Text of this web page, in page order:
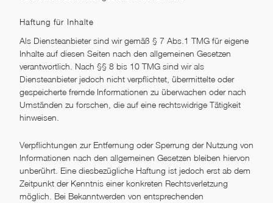
Haftung für Inhalte
Als Diensteanbieter sind wir gemäß § 7 Abs.1 TMG für eigene
Inhalte auf diesen Seiten nach den allgemeinen Gesetzen
verantwortlich. Nach §§ 8 bis 10 TMG sind wir als
Diensteanbieter jedoch nicht verpflichtet, übermittelte oder
gespeicherte fremde Informationen zu überwachen oder nach
Umständen zu forschen, die auf eine rechtswidrige Tätigkeit
hinweisen.
Verpflichtungen zur Entfernung oder Sperrung der Nutzung von
Informationen nach den allgemeinen Gesetzen bleiben hiervon
unberührt. Eine diesbezügliche Haftung ist jedoch erst ab dem
Zeitpunkt der Kenntnis einer konkreten Rechtsverletzung
möglich. Bei Bekanntwerden von entsprechenden